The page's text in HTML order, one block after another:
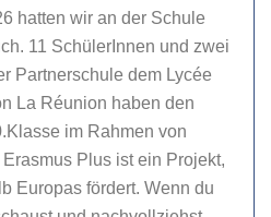
hatten wir an der Schule
11 SchülerInnen und zwei
Partnerschule dem Lycée
La Réunion haben den
im Rahmen von
Plus ist ein Projekt,
Europas fördert. Wenn du